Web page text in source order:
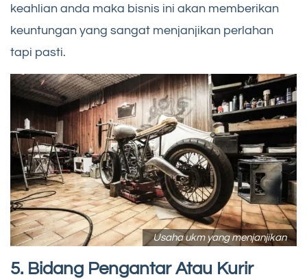
keahlian anda maka bisnis ini akan memberikan
keuntungan yang sangat menjanjikan perlahan
tapi pasti.
Usaha ukm yang menjanjikan
5. Bidang Pengantar Atau Kurir